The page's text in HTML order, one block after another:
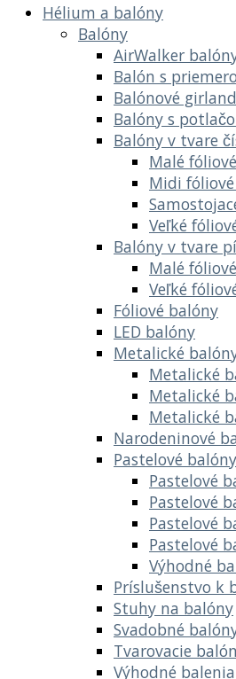
Hélium a balóny
Balóny
AirWalker
Balón s
Balónové
Balóny s
Balóny v tvare
Malé
Midi
Veľké
Balóny v tvare
Malé
Veľké
Fóliové balóny
LED balóny
Metalické
Metalické
Metalické
Metalické
Narodeninové
Pastelové balóny
Pastelové
Pastelové
Pastelové
Pastelové
Výhodné
Príslušenstvo k
Stuhy na balóny
Svadobné
Tvarovacie
Výhodné